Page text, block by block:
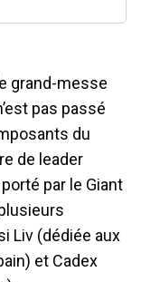
grand-messe
pas passé
du
de leader
par le Giant
Liv (dédiée aux
et Cadex